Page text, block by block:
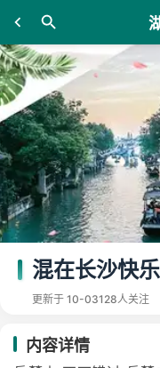
混在长沙快
更新于 10-03128人关注
内容详情